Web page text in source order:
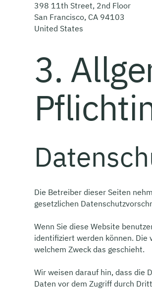
398 11th Street, 2nd Floor
San Francisco, CA 94103
United States
3.
Die Betreiber dieser Seiten
gesetzlichen
Wenn Sie diese Website
identifiziert werden können. Die
welchem Zweck das geschieht.
Wir weisen darauf hin, dass die
Daten vor dem Zugriff durch